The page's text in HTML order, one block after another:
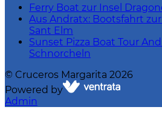
Ferry Boat zur Insel
Aus Andratx: Bootsfahrt
Sant Elm
Sunset Pizza Boat Tour
Schnorcheln
© Cruceros Margarita 2026
Powered by
Admin